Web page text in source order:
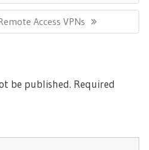
Access VPNs
be published. Required